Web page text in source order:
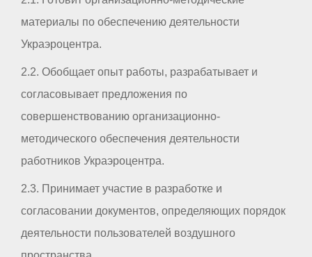
материалы по обеспечению деятельности
Украэроцентра.
2.2. Обобщает опыт работы, разрабатывает и
согласовывает предложения по
совершенствованию организационно-
методического обеспечения деятельности
работников Украэроцентра.
2.3. Принимает участие в разработке и
согласовании документов, определяющих порядок
деятельности пользователей воздушного